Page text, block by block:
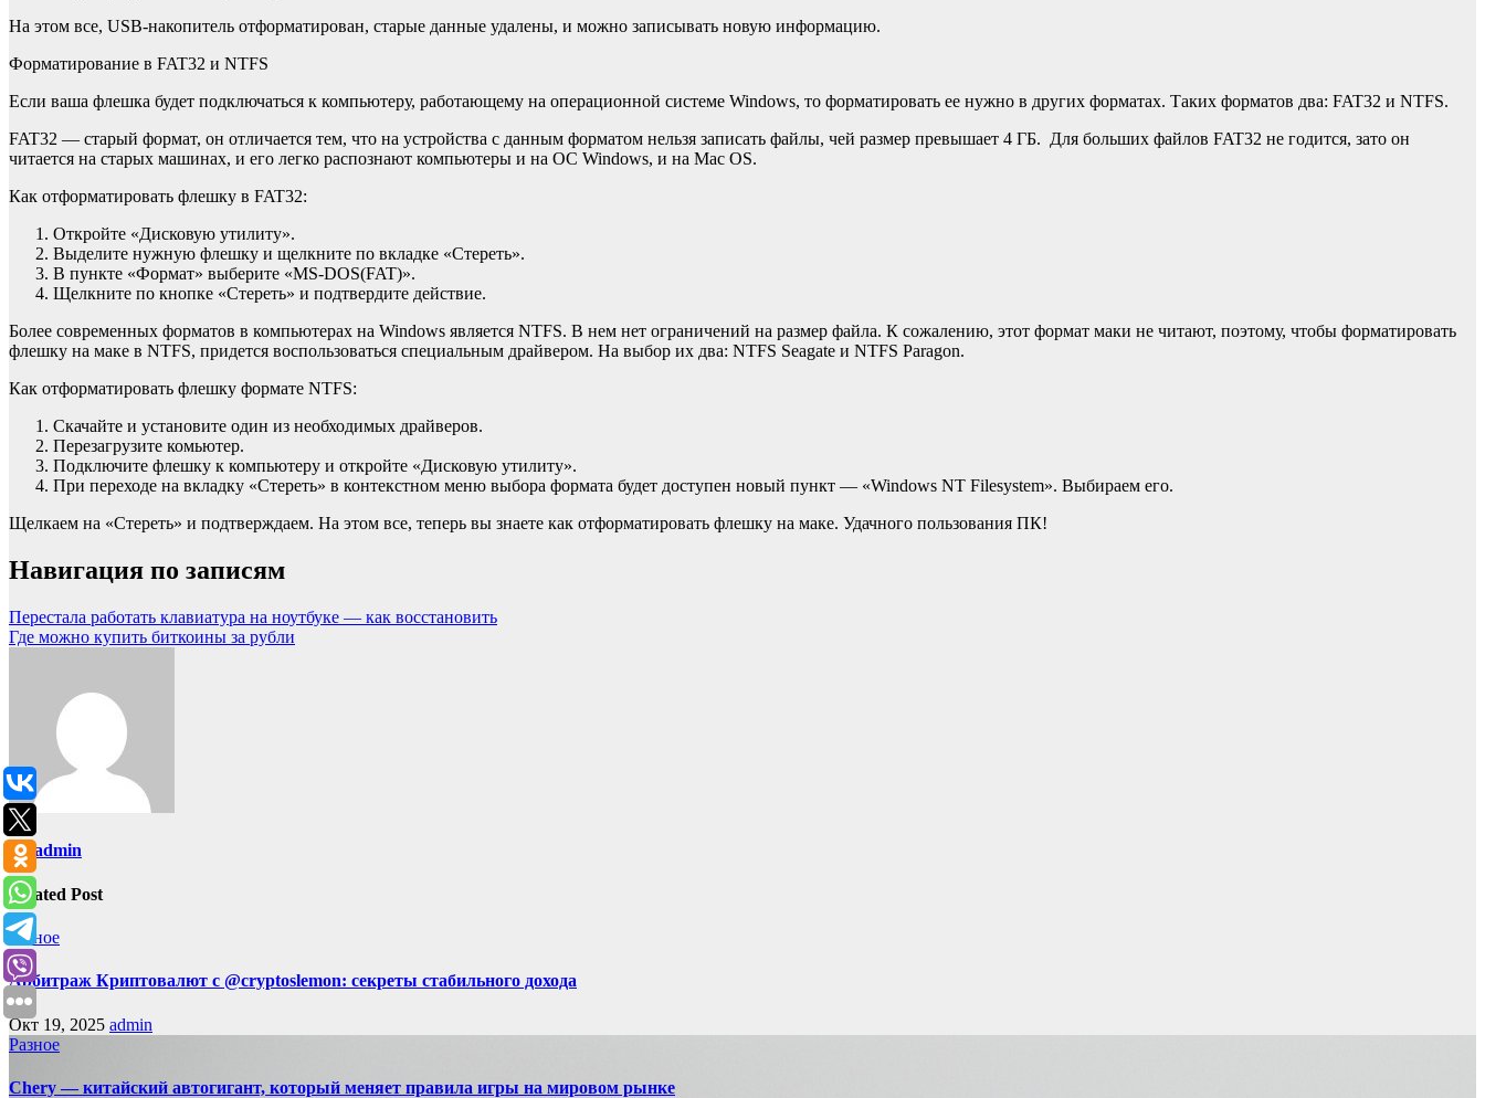
На этом все, USB-накопитель отформатирован, старые данные удалены, и можно записывать новую информацию.
Форматирование в FAT32 и NTFS
Если ваша флешка будет подключаться к компьютеру, работающему на операционной системе Windows, то форматировать ее нужно в других форматах. Таких форматов два: FAT32 и NTFS.
FAT32 — старый формат, он отличается тем, что на устройства с данным форматом нельзя записать файлы, чей размер превышает 4 ГБ. Для больших файлов FAT32 не годится, зато он
читается на старых машинах, и его легко распознают компьютеры и на ОС Windows, и на Mac OS.
Как отформатировать флешку в FAT32:
Откройте «Дисковую утилиту».
Выделите нужную флешку и щелкните по вкладке «Стереть».
В пункте «Формат» выберите «MS-DOS(FAT)».
Щелкните по кнопке «Стереть» и подтвердите действие.
Более современных форматов в компьютерах на Windows является NTFS. В нем нет ограничений на размер файла. К сожалению, этот формат маки не читают, поэтому, чтобы форматировать
флешку на маке в NTFS, придется воспользоваться специальным драйвером. На выбор их два: NTFS Seagate и NTFS Paragon.
Как отформатировать флешку формате NTFS:
Скачайте и установите один из необходимых драйверов.
Перезагрузите комьютер.
Подключите флешку к компьютеру и откройте «Дисковую утилиту».
При переходе на вкладку «Стереть» в контекстном меню выбора формата будет доступен новый пункт — «Windows NT Filesystem». Выбираем его.
Щелкаем на «Стереть» и подтверждаем. На этом все, теперь вы знаете как отформатировать флешку на маке. Удачного пользования ПК!
Навигация по записям
Перестала работать клавиатура на ноутбуке — как восстановить
Где можно купить биткоины за рубли
By admin
Related Post
Разное
Арбитраж Криптовалют с @cryptoslemon: секреты стабильного дохода
Окт 19, 2025 admin
Разное
Chery — китайский автогигант, который меняет правила игры на мировом рынке